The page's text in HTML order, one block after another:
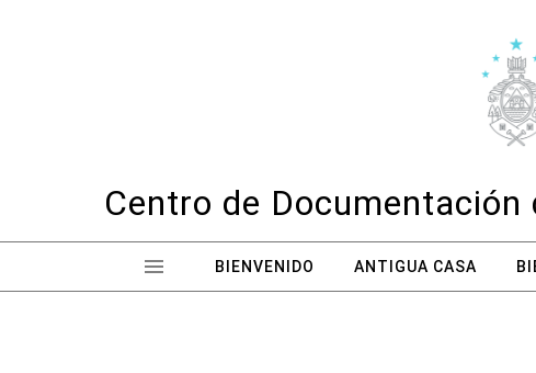
Centro de
BIENVENIDO ANTIGUA CASA